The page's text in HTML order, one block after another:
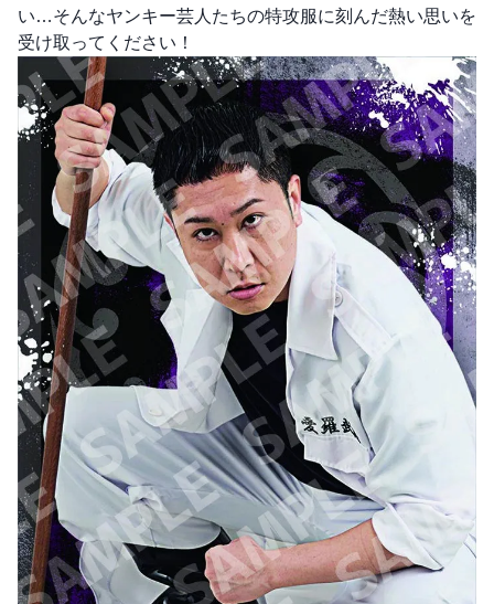
い…そんなヤンキー芸人たちの特攻服に刻んだ熱い思いを
受け取ってください！